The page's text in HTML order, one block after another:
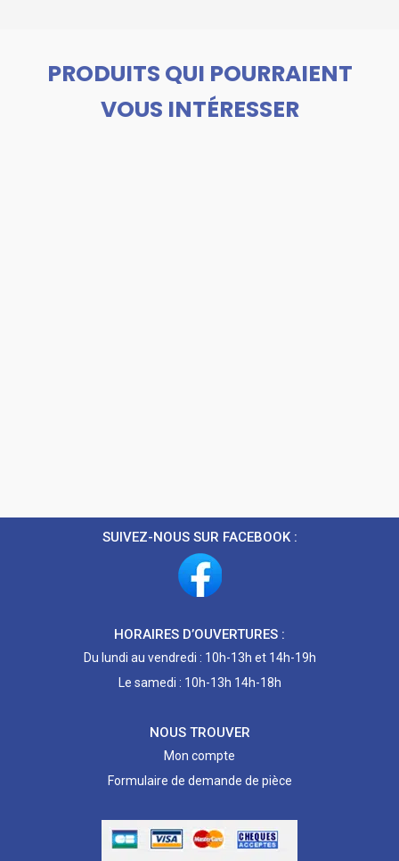
PRODUITS QUI POURRAIENT
VOUS INTÉRESSER
SUIVEZ-NOUS SUR FACEBOOK :
HORAIRES D’OUVERTURES :
Du lundi au vendredi : 10h-13h et 14h-19h
Le samedi : 10h-13h 14h-18h
NOUS TROUVER
Mon compte
Formulaire de demande de pièce